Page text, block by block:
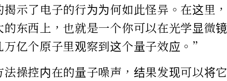
示了电子的行为为何如此怪异。在这里，
东西上，也就是一个你可以在光学显微镜
亿个原子里观察到这个量子效应。”
操控内在的量子噪声，结果发现可以将它